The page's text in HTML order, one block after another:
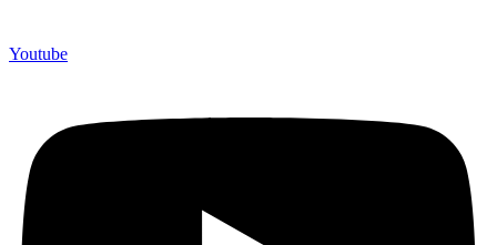
Youtube